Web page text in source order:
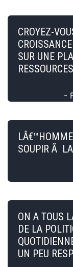
CROYEZ-
SUR UNE
-
SOUPIR Ã
ON A TOUS
DE LA
UN PEU